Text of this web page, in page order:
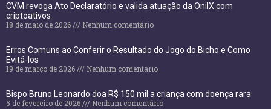
CVM revoga Ato Declaratório e valida atuação da OnilX com
criptoativos
18 de maio de 2026
Nenhum comentário
Erros Comuns ao Conferir o Resultado do Jogo do Bicho e Como
Evitá-los
19 de março de 2026
Nenhum comentário
Bispo Bruno Leonardo doa R$ 150 mil a criança com doença rara
5 de fevereiro de 2026
Nenhum comentário